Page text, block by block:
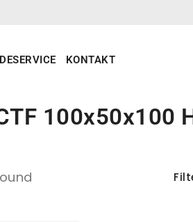
KONTAKT
100x50x100